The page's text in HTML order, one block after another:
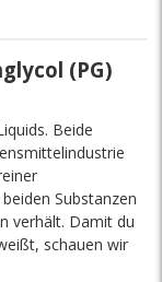
(PG)
Beide
Substanzen
verhält. Damit du
schauen wir